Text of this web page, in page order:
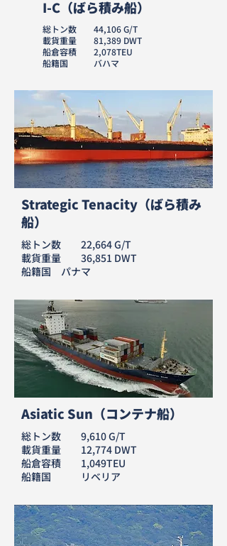
I-C（ばら積み船）
総トン数 44,106 G/T
載貨重量 81,389 DWT
船倉容積 2,078TEU
​船籍国 バハマ
Strategic Tenacity（ばら積み
船）
総トン数 22,664 G/T
載貨重量 36,851 DWT
​船籍国 パナマ
Asiatic Sun（コンテナ船）
総トン数 9,610 G/T
載貨重量 12,774 DWT
船倉容積 1,049TEU
​船籍国 リベリア